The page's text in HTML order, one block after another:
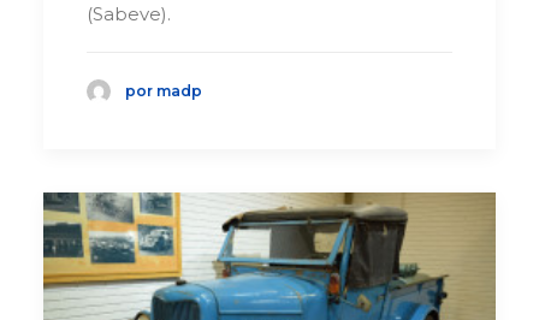
(Sabeve).
por madp